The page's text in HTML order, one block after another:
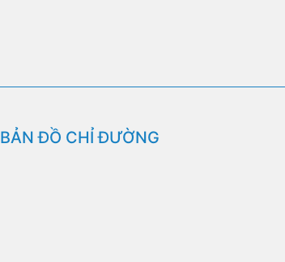
BẢN ĐỒ CHỈ ĐƯỜNG